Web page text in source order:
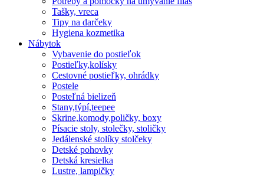
Tašky, vreca
Tipy na darčeky
Hygiena kozmetika
Nábytok
Vybavenie do postieľok
Postieľky,kolísky
Cestovné postieľky, ohrádky
Postele
Posteľná bielizeň
Stany,týpí,teepee
Skrine,komody,poličky, boxy
Písacie stoly, stolečky, stoličky
Jedálenské stolíky stolčeky
Detské pohovky
Detská kresielka
Lustre, lampičky